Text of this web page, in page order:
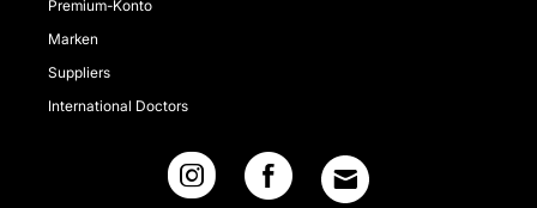
Premium-Konto
Marken
Suppliers
International Doctors